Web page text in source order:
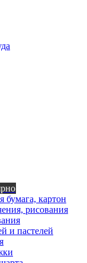
бумага, картон
рисования
и пастелей